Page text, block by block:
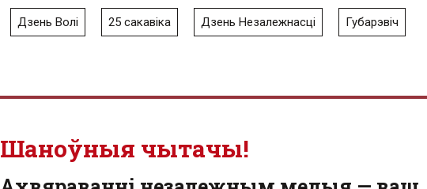
Дзень Волі 25 сакавіка Дзень Незалежнасці Губарэвіч
Шаноўныя чытачы!